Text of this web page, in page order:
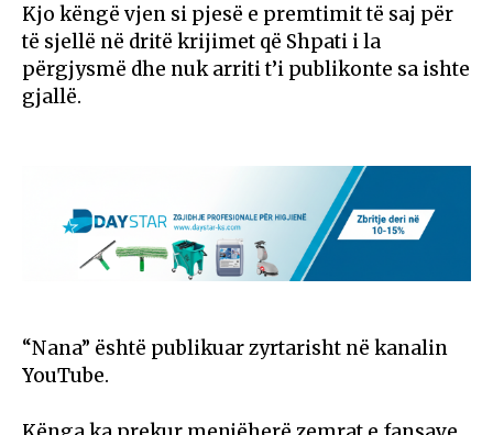
Kjo këngë vjen si pjesë e premtimit të saj për
të sjellë në dritë krijimet që Shpati i la
përgjysmë dhe nuk arriti t’i publikonte sa ishte
gjallë.
“Nana” është publikuar zyrtarisht në kanalin
YouTube.